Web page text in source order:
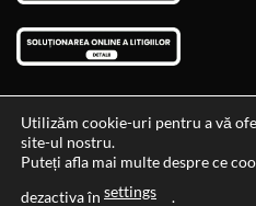
Data si ora ultimei actualizari al
Utilizăm cookie-uri pentru a vă
site-ul nostru.
Puteți afla mai multe despre ce
dezactiva în settings .